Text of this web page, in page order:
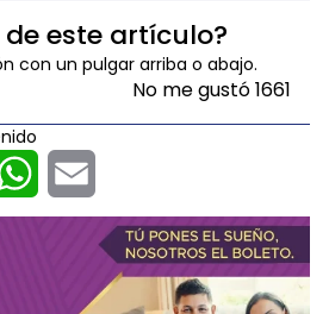
este artículo?
con un pulgar arriba o abajo.
No me gustó1661
WhatsApp